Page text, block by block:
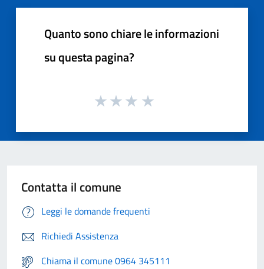
Quanto sono chiare le informazioni
su questa pagina?
Contatta il comune
Leggi le domande frequenti
Richiedi Assistenza
Chiama il comune 0964 345111